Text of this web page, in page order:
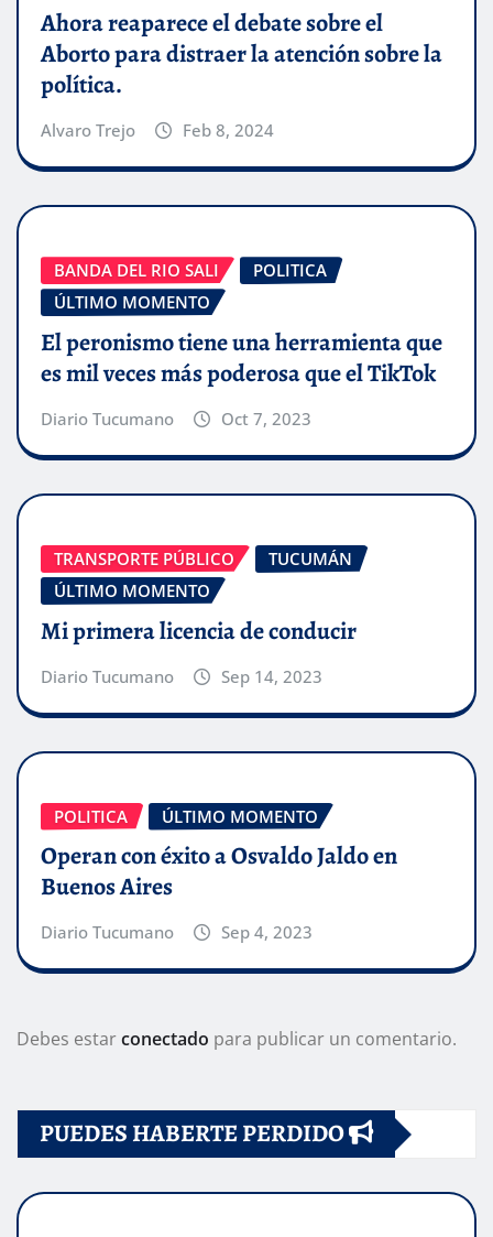
Ahora reaparece el debate sobre el
Aborto para distraer la atención sobre la
política.
Alvaro Trejo Feb 8, 2024
BANDA DEL RIO SALI
POLITICA
ÚLTIMO MOMENTO
El peronismo tiene una herramienta que
es mil veces más poderosa que el TikTok
Diario Tucumano Oct 7, 2023
TRANSPORTE PÚBLICO
TUCUMÁN
ÚLTIMO MOMENTO
Mi primera licencia de conducir
Diario Tucumano Sep 14, 2023
POLITICA ÚLTIMO MOMENTO
Operan con éxito a Osvaldo Jaldo en
Buenos Aires
Diario Tucumano Sep 4, 2023
Debes estarconectado para publicar un comentario.
PUEDES HABERTE PERDIDO